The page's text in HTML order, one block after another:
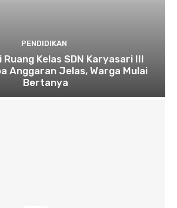
PENDIDIKAN
Kelas SDN Karyasari III
Anggaran Jelas, Warga Mulai
Bertanya